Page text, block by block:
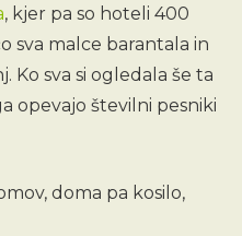
, kjer pa so hoteli 400
sva malce barantala in
Ko sva si ogledala še ta
opevajo številni pesniki
doma pa kosilo,